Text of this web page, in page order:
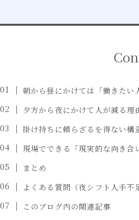
朝から昼にかけては「働きたい
夕方から夜にかけて人が減る理
掛け持ちに頼らざるを得ない構
現場でできる「現実的な向き合
まとめ
よくある質問（夜シフト人手不
このブログ内の関連記事